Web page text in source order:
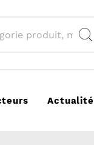
Actualité